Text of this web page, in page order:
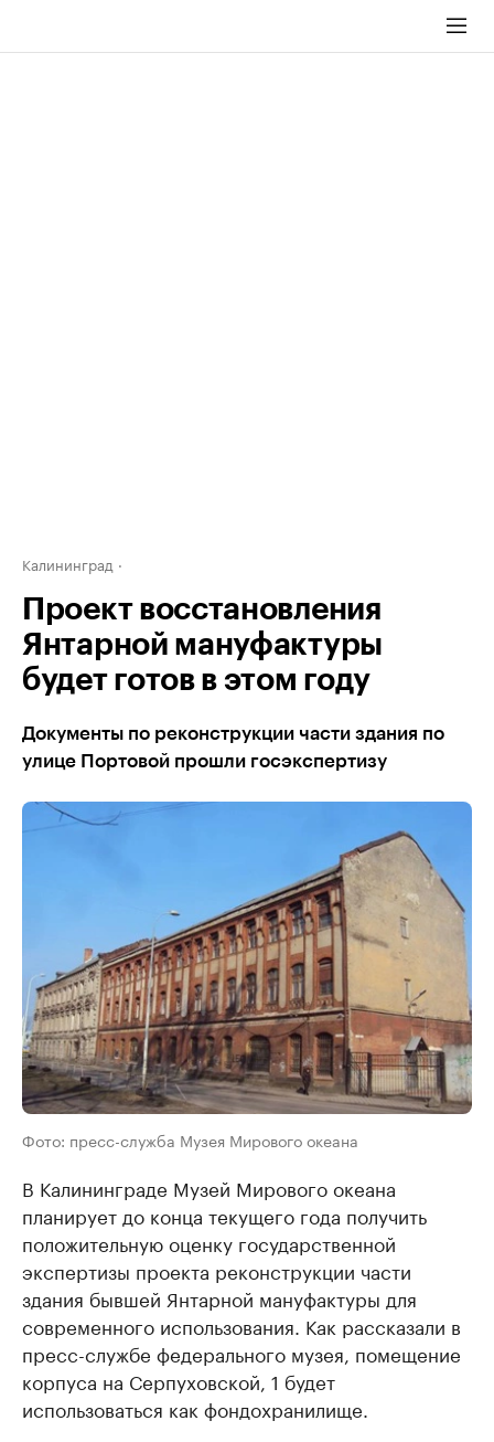
Калининград
Проект восстановления
Янтарной мануфактуры
будет готов в этом году
Документы по реконструкции части здания по
улице Портовой прошли госэкспертизу
Фото: пресс-служба Музея Мирового океана
В Калининграде Музей Мирового океана
планирует до конца текущего года получить
положительную оценку государственной
экспертизы проекта реконструкции части
здания бывшей Янтарной мануфактуры для
современного использования. Как рассказали в
пресс-службе федерального музея, помещение
корпуса на Серпуховской, 1 будет
использоваться как фондохранилище.